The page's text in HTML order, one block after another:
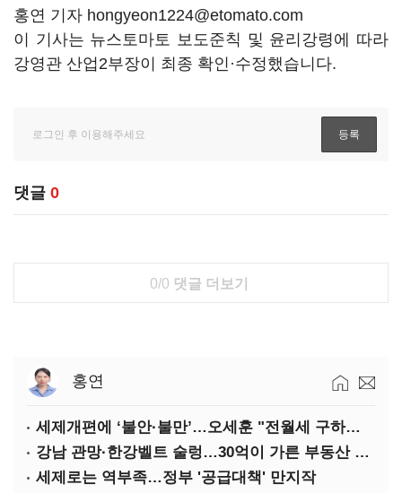
홍연 기자 hongyeon1224@etomato.com
이 기사는 뉴스토마토 보도준칙 및 윤리강령에 따라
강영관 산업2부장이 최종 확인·수정했습니다.
댓글 0
0/0 댓글 더보기
홍연
세제개편에 ‘불안·불만’…오세훈 "전월세 구하기 더 힘들어질 것"
강남 관망·한강벨트 술렁…30억이 가른 부동산 민심
세제로는 역부족…정부 '공급대책' 만지작